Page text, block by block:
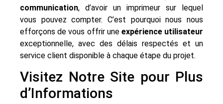
communication, d’avoir un imprimeur sur lequel
vous pouvez compter. C’est pourquoi nous nous
efforçons de vous offrir une expérience utilisateur
exceptionnelle, avec des délais respectés et un
service client disponible à chaque étape du projet.
Visitez Notre Site pour Plus
d’Informations